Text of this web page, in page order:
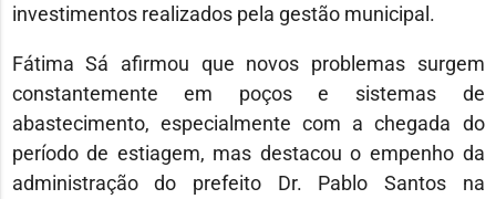
investimentos realizados pela gestão municipal.
Fátima Sá afirmou que novos problemas surgem
constantemente em poços e sistemas de
abastecimento, especialmente com a chegada do
período de estiagem, mas destacou o empenho da
administração do prefeito Dr. Pablo Santosna